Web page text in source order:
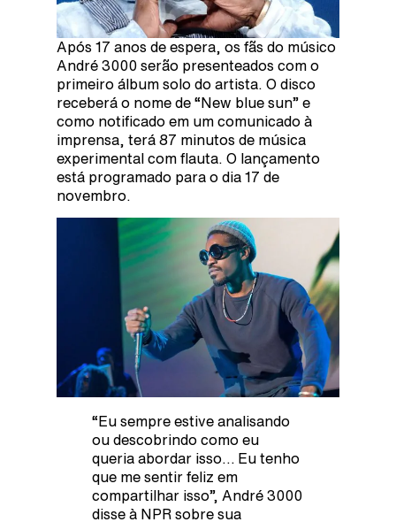
Após 17 anos de espera, os fãs do músico
André 3000 serão presenteados com o
primeiro álbum solo do artista. O disco
receberá o nome de “New blue sun” e
como notificado em um comunicado à
imprensa, terá 87 minutos de música
experimental com flauta. O lançamento
está programado para o dia 17 de
novembro.
“Eu sempre estive analisando
ou descobrindo como eu
queria abordar isso… Eu tenho
que me sentir feliz em
compartilhar isso”, André 3000
disse à NPR sobre sua